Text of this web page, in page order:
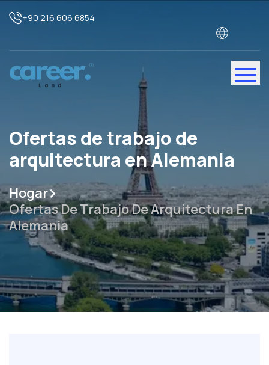
+90 216 606 6854
Ofertas de trabajo de
arquitectura en Alemania
Hogar
Ofertas De Trabajo De Arquitectura En
Alemania